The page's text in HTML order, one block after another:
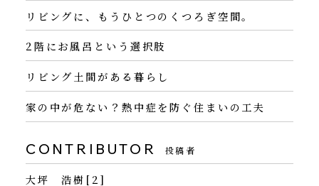
リビングに、もうひとつのくつろぎ空間。
2階にお風呂という選択肢
リビング土間がある暮らし
家の中が危ない？熱中症を防ぐ住まいの工夫
CONTRIBUTOR 投稿者
大坪 浩樹[2]